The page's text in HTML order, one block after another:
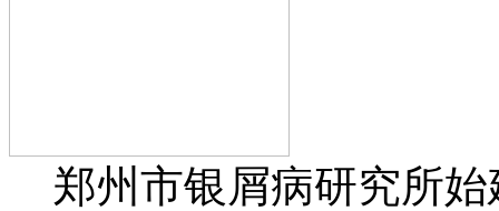
郑州市银屑病研究所